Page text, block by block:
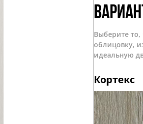
Выберите
облицовку,
идеальную
Кортекс